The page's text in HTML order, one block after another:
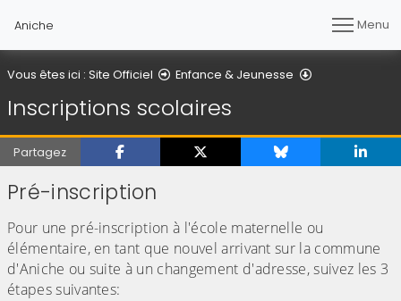
Aniche Menu
Vous êtes ici : Site Officiel Enfance & Jeunesse
Inscriptions scolaires
Partagez
Pré-inscription
Pour une pré-inscription à l'école maternelle ou
élémentaire, en tant que nouvel arrivant sur la commune
d'Aniche ou suite à un changement d'adresse, suivez les 3
étapes suivantes: